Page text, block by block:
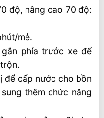
độ, nâng cao 70 độ:
mẻ.
phía trước xe để
để cấp nước cho bồn
thêm chức năng